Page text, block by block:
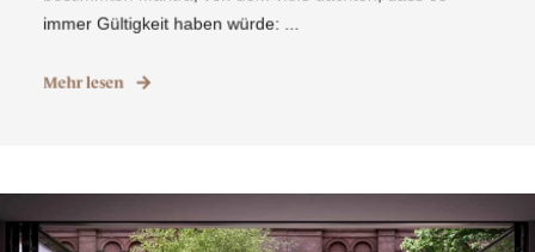
immer Gültigkeit haben würde: ...
Mehr lesen